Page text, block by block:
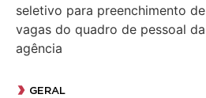
seletivo para preenchimento de
vagas do quadro de pessoal da
agência
GERAL